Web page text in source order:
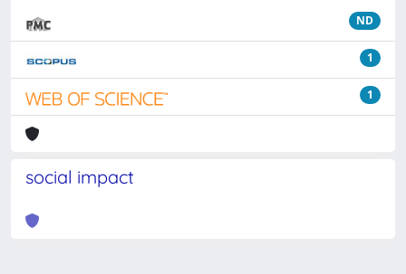
ND
1
1
social impact